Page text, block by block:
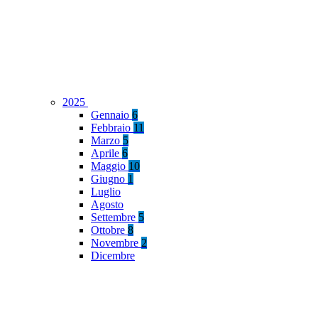
2025
Gennaio 6
Febbraio 11
Marzo 5
Aprile 6
Maggio 10
Giugno 1
Luglio
Agosto
Settembre 5
Ottobre 8
Novembre 2
Dicembre